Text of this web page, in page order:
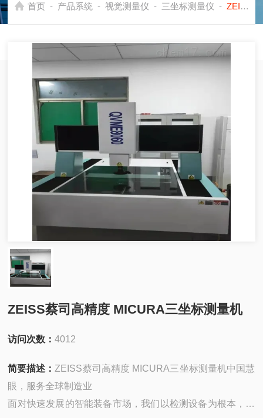
首页 - 产品系统 - 视觉测量仪 - 三坐标测量仪 - ZEISS MICURAZEISS蔡司高精度 MICURA三坐标测量机
ZEISS蔡司高精度 MICURA三坐标测量机
访问次数：4012
简要描述： ZEISS蔡司高精度 MICURA三坐标测量机中国慧
眼，服务全球制造业
面对快速发展的智能装备市场，我们以检测设备为根本，坚